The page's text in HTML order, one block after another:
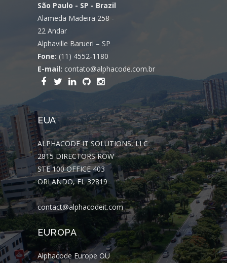
São Paulo - SP - Brazil
Alameda Madeira 258 -
22 Andar
Alphaville Barueri – SP
Fone: (11) 4552-1180
E-mail: contato@alphacode.com.br
EUA
ALPHACODE IT SOLUTIONS, LLC
2815 DIRECTORS ROW
STE 100 OFFICE 403
ORLANDO, FL 32819
contact@alphacodeit.com
EUROPA
Alphacode Europe OÜ